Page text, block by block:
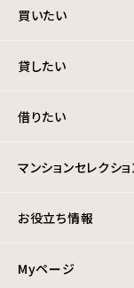
買いたい
貸したい
借りたい
マンションセレクショ
お役立ち情報
Myページ